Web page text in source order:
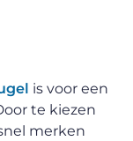
is voor een
te kiezen
merken